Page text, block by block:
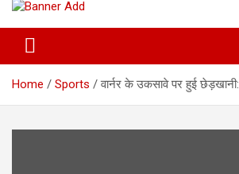
Home Sports वार्नर के उकसावे पर हुई